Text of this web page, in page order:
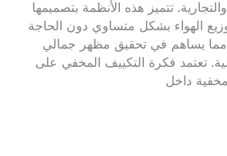
تتميز هذه الأنظمة بتصميمها
الهواء بشكل متساوي دون الحاجة
يساهم في تحقيق مظهر جمالي
تعتمد فكرة التكييف المخفي على
داخل